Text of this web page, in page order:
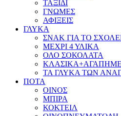
ΤΑΞΙΔΙ
ΓΝΩΜΕΣ
ΑΦΙΞΕΙΣ
ΓΛΥΚΑ
ΣΝΑΚ ΓΙΑ ΤΟ
ΜΕΧΡΙ 4 ΥΛΙΚΑ
ΟΛΟ ΣΟΚΟΛΑΤΑ
ΤΑ ΓΛΥΚΑ ΤΩΝ
ΠΟΤΑ
ΟΙΝΟΣ
ΜΠΙΡΑ
ΚΟΚΤΕΙΛ